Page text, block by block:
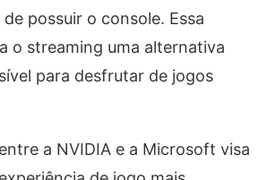
possuir o console. Essa
o streaming uma alternativa
para desfrutar de jogos
a NVIDIA e a Microsoft visa